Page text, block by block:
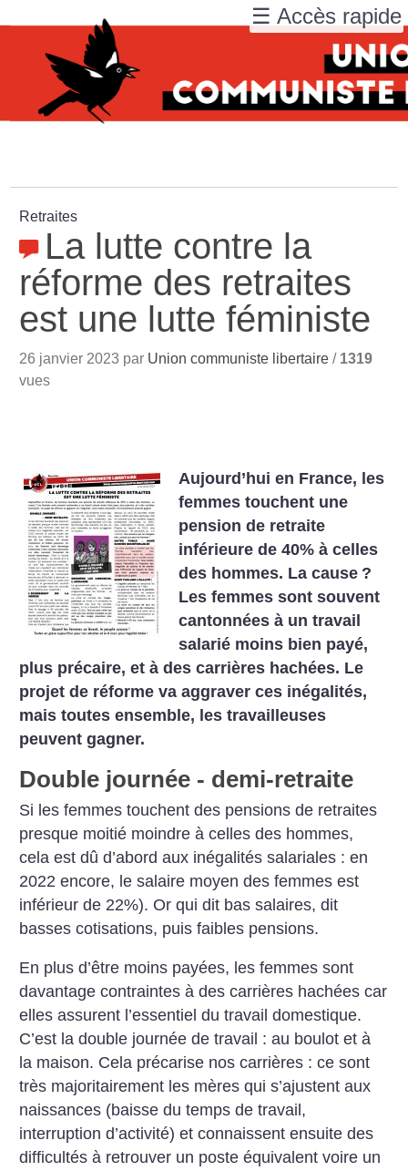
Retraites
La lutte contre la
réforme des retraites
est une lutte féministe
26 janvier 2023 par Union communiste libertaire / 1319
vues
Aujourd’hui en France, les
femmes touchent une
pension de retraite
inférieure de 40% à celles
des hommes. La cause ?
Les femmes sont souvent
cantonnées à un travail
salarié moins bien payé,
plus précaire, et à des carrières hachées. Le
projet de réforme va aggraver ces inégalités,
mais toutes ensemble, les travailleuses
peuvent gagner.
Double journée - demi-retraite
Si les femmes touchent des pensions de retraites
presque moitié moindre à celles des hommes,
cela est dû d’abord aux inégalités salariales : en
2022 encore, le salaire moyen des femmes est
inférieur de 22%). Or qui dit bas salaires, dit
basses cotisations, puis faibles pensions.
En plus d’être moins payées, les femmes sont
davantage contraintes à des carrières hachées car
elles assurent l’essentiel du travail domestique.
C’est la double journée de travail : au boulot et à
la maison. Cela précarise nos carrières : ce sont
très majoritairement les mères qui s’ajustent aux
naissances (baisse du temps de travail,
interruption d’activité) et connaissent ensuite des
difficultés à retrouver un poste équivalent voire un
☰ Accès rapide